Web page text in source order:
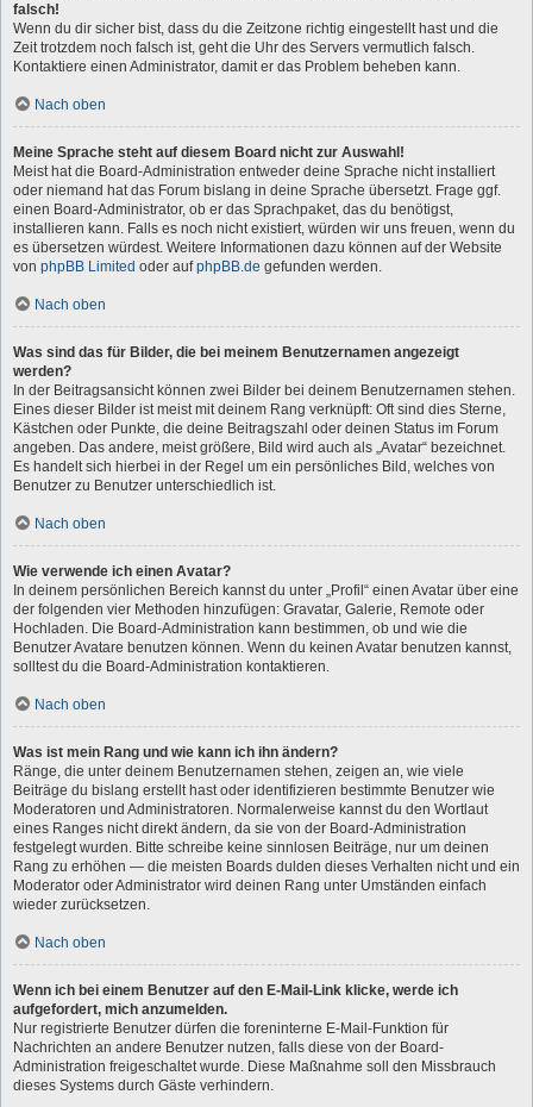
falsch!
Wenn du dir sicher bist, dass du die Zeitzone richtig eingestellt hast und die
Zeit trotzdem noch falsch ist, geht die Uhr des Servers vermutlich falsch.
Kontaktiere einen Administrator, damit er das Problem beheben kann.
Nach oben
Meine Sprache steht auf diesem Board nicht zur Auswahl!
Meist hat die Board-Administration entweder deine Sprache nicht installiert
oder niemand hat das Forum bislang in deine Sprache übersetzt. Frage ggf.
einen Board-Administrator, ob er das Sprachpaket, das du benötigst,
installieren kann. Falls es noch nicht existiert, würden wir uns freuen, wenn du
es übersetzen würdest. Weitere Informationen dazu können auf der Website
von phpBB Limited oder aufphpBB.de gefunden werden.
Nach oben
Was sind das für Bilder, die bei meinem Benutzernamen angezeigt
werden?
In der Beitragsansicht können zwei Bilder bei deinem Benutzernamen stehen.
Eines dieser Bilder ist meist mit deinem Rang verknüpft: Oft sind dies Sterne,
Kästchen oder Punkte, die deine Beitragszahl oder deinen Status im Forum
angeben. Das andere, meist größere, Bild wird auch als „Avatar“ bezeichnet.
Es handelt sich hierbei in der Regel um ein persönliches Bild, welches von
Benutzer zu Benutzer unterschiedlich ist.
Nach oben
Wie verwende ich einen Avatar?
In deinem persönlichen Bereich kannst du unter „Profil“ einen Avatar über eine
der folgenden vier Methoden hinzufügen: Gravatar, Galerie, Remote oder
Hochladen. Die Board-Administration kann bestimmen, ob und wie die
Benutzer Avatare benutzen können. Wenn du keinen Avatar benutzen kannst,
solltest du die Board-Administration kontaktieren.
Nach oben
Was ist mein Rang und wie kann ich ihn ändern?
Ränge, die unter deinem Benutzernamen stehen, zeigen an, wie viele
Beiträge du bislang erstellt hast oder identifizieren bestimmte Benutzer wie
Moderatoren und Administratoren. Normalerweise kannst du den Wortlaut
eines Ranges nicht direkt ändern, da sie von der Board-Administration
festgelegt wurden. Bitte schreibe keine sinnlosen Beiträge, nur um deinen
Rang zu erhöhen — die meisten Boards dulden dieses Verhalten nicht und ein
Moderator oder Administrator wird deinen Rang unter Umständen einfach
wieder zurücksetzen.
Nach oben
Wenn ich bei einem Benutzer auf den E-Mail-Link klicke, werde ich
aufgefordert, mich anzumelden.
Nur registrierte Benutzer dürfen die foreninterne E-Mail-Funktion für
Nachrichten an andere Benutzer nutzen, falls diese von der Board-
Administration freigeschaltet wurde. Diese Maßnahme soll den Missbrauch
dieses Systems durch Gäste verhindern.